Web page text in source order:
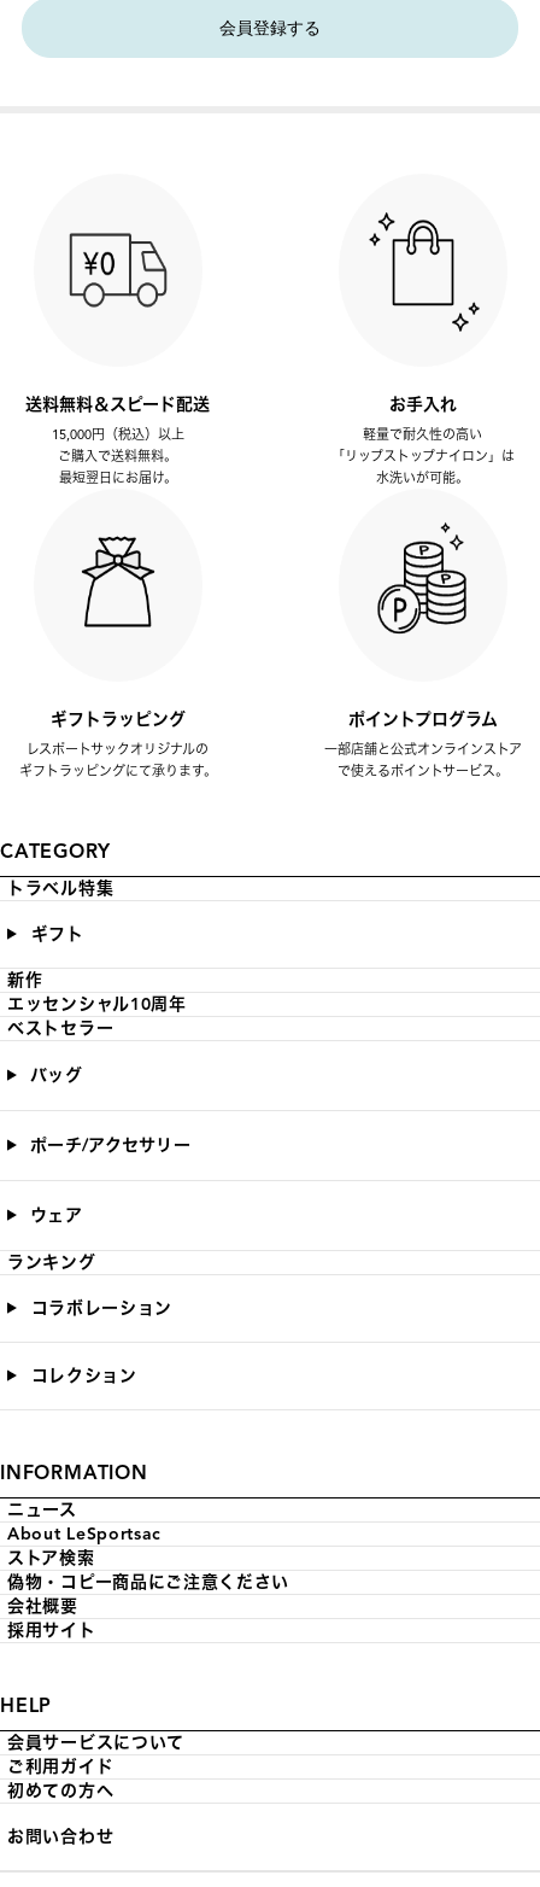
会員登録する
送料無料＆スピード配送
15,000円（税込）以上
ご購入で送料無料。
最短翌日にお届け。
お手入れ
軽量で耐久性の高い
「リップストップナイロン」は
水洗いが可能。
ギフトラッピング
レスポートサックオリジナルの
ギフトラッピングにて承ります。
ポイントプログラム
一部店舗と公式オンラインストア
で使えるポイントサービス。
CATEGORY
トラベル特集
ギフト
新作
エッセンシャル10周年
ベストセラー
バッグ
ポーチ/アクセサリー
ウェア
ランキング
コラボレーション
コレクション
INFORMATION
ニュース
About LeSportsac
ストア検索
偽物・コピー商品にご注意ください
会社概要
採用サイト
HELP
会員サービスについて
ご利用ガイド
初めての方へ
お問い合わせ